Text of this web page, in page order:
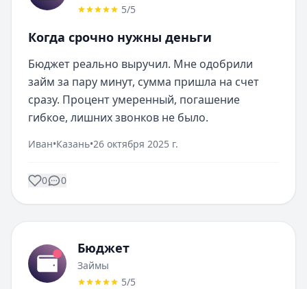
5/5
Когда срочно нужны деньги
Бюджет реально выручил. Мне одобрили
займ за пару минут, сумма пришла на счет
сразу. Процент умеренный, погашение
гибкое, лишних звонков не было.
Иван•Казань•26 октября 2025 г.
0 0
Бюджет
Займы
5/5